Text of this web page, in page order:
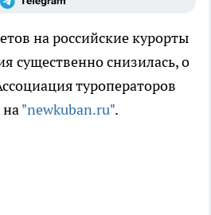
на российские курорты
существенно снизилась, о
туроператоров
на"newkuban.ru".